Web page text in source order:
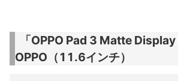
「OPPO Pad 3 Matte Display
OPPO（11.6インチ）